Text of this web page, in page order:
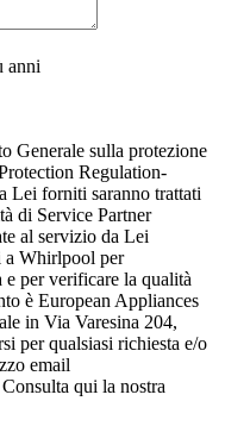
anni
Generale sulla protezione
Regulation-
Lei forniti saranno​ trattati
di Service Partner
al servizio da Lei
a Whirlpool per
per verificare la qualità
è European Appliances
in Via Varesina 204,
per qualsiasi richiesta e/o
email
qui la nostra